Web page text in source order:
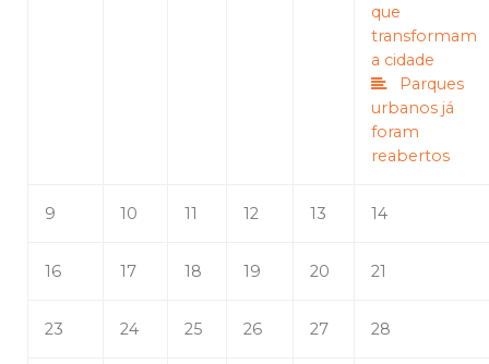
que
transformam
a cidade
Parques
urbanos já
foram
reabertos
9 10 11 12 13 14
16 17 18 19 20 21
23 24 25 26 27 28